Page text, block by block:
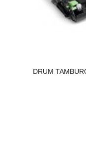
DRUM